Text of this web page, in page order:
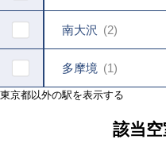
南大沢 2
多摩境 1
東京都以外の駅を表示する
該当空